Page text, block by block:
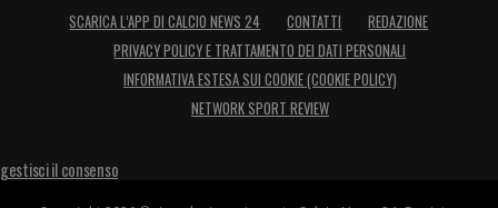
SCARICA L’APP DI CALCIO NEWS 24 CONTATTI
REDAZIONE
PRIVACY POLICY E TRATTAMENTO DEI DATI PERSONALI
INFORMATIVA ESTESA SUI COOKIE (COOKIE POLICY)
NETWORK SPORT REVIEW
gestisci il consenso